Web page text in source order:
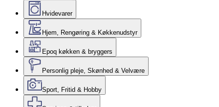
Hvidevarer
Hjem, Rengøring & Køkkenudstyr
Epoq køkken & bryggers
Personlig pleje, Skønhed & Velvære
Sport, Fritid & Hobby